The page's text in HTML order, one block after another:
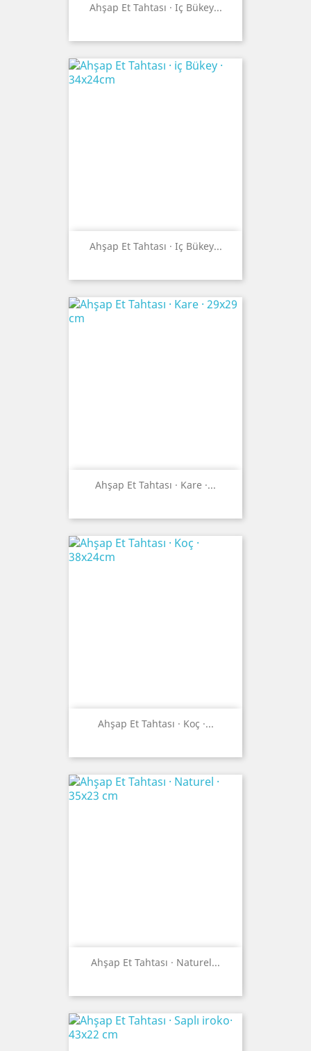
Ahşap Et Tahtası · Iç Bükey...
Ahşap Et Tahtası · Iç Bükey...
Ahşap Et Tahtası · Kare ·...
Ahşap Et Tahtası · Koç ·...
Ahşap Et Tahtası · Naturel...